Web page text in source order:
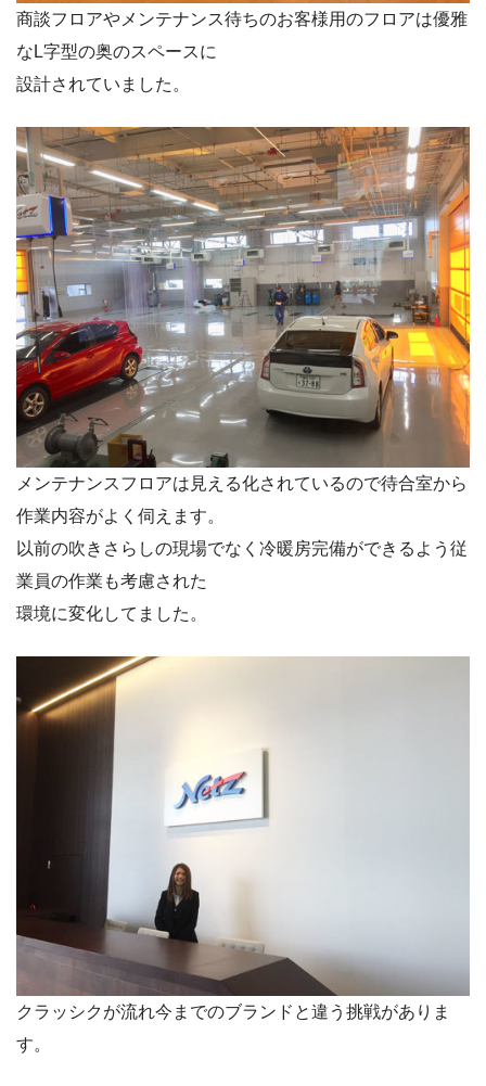
商談フロアやメンテナンス待ちのお客様用のフロアは優雅
なL字型の奥のスペースに
設計されていました。
メンテナンスフロアは見える化されているので待合室から
作業内容がよく伺えます。
以前の吹きさらしの現場でなく冷暖房完備ができるよう従
業員の作業も考慮された
環境に変化してました。
クラッシクが流れ今までのブランドと違う挑戦がありま
す。